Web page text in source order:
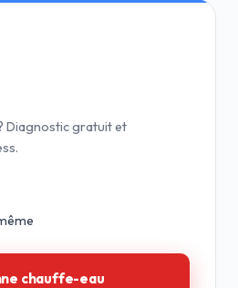
Diagnostic gratuit et
chauffe-eau